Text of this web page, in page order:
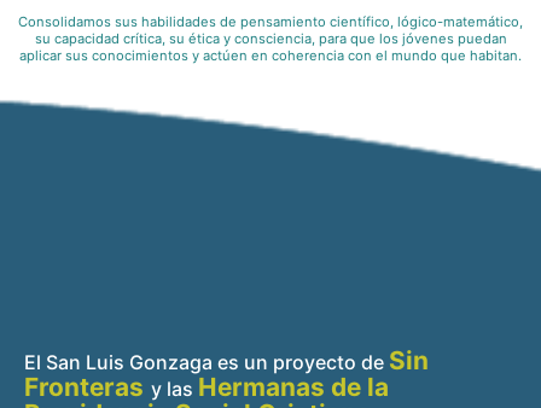
Consolidamos sus habilidades de pensamiento científico, lógico-matemático,
su capacidad crítica, su ética y consciencia, para que los jóvenes puedan
aplicar sus conocimientos y actúen en coherencia con el mundo que habitan.
El San Luis Gonzaga es un proyecto de Sin
Fronteras y las Hermanas de la